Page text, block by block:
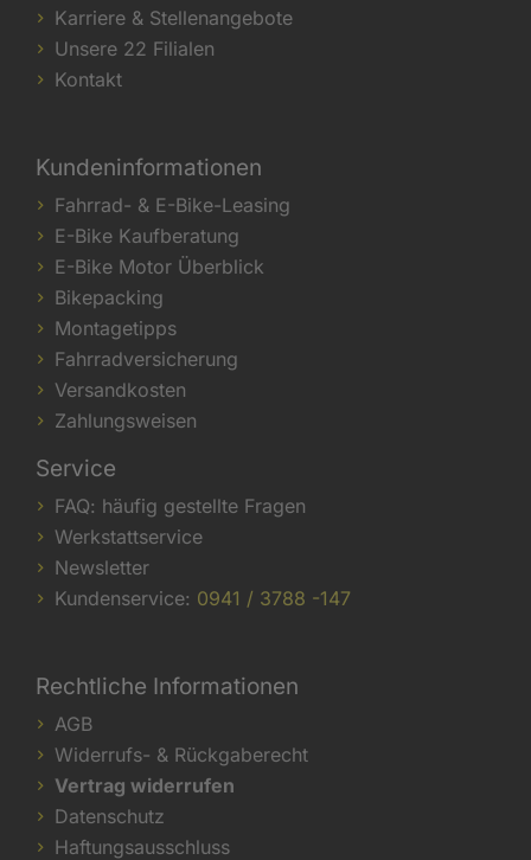
Karriere & Stellenangebote
Unsere 22 Filialen
Kontakt
Kundeninformationen
Fahrrad- & E-Bike-Leasing
E-Bike Kaufberatung
E-Bike Motor Überblick
Bikepacking
Montagetipps
Fahrradversicherung
Versandkosten
Zahlungsweisen
Service
FAQ: häufig gestellte Fragen
Werkstattservice
Newsletter
Kundenservice: 0941 / 3788 -147
Rechtliche Informationen
AGB
Widerrufs- & Rückgaberecht
Vertrag widerrufen
Datenschutz
Haftungsausschluss